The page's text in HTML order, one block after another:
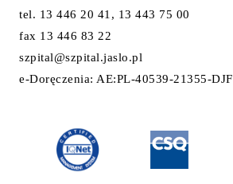
tel. 13 446 20 41, 13 443 75 00
fax 13 446 83 22
szpital@szpital.jaslo.pl
e-Doręczenia: AE:PL-40539-21355-